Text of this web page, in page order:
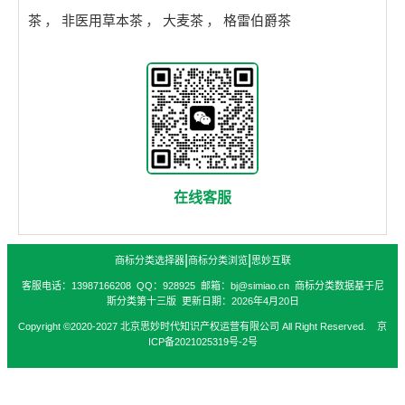
茶 ， 非医用草本茶 ， 大麦茶 ， 格雷伯爵茶
在线客服
商标分类选择器| 商标分类浏览| 思妙互联
客服电话：13987166208 QQ：928925 邮箱：bj@simiao.cn 商标分类数据基于尼
斯分类第十三版 更新日期：2026年4月20日
Copyright ©2020-2027 北京思妙时代知识产权运营有限公司 All Right Reserved. 京
ICP备2021025319号-2号